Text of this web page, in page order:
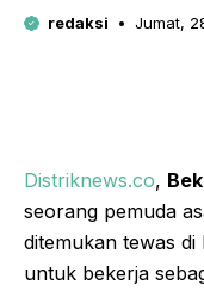
redaksi Jumat,
Distriknews.co,
seorang pemuda
ditemukan tewas di
untuk bekerja